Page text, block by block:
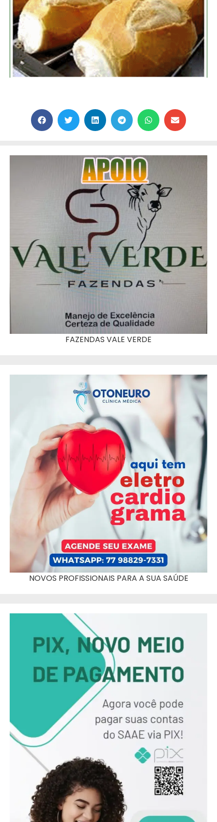
FAZENDAS VALE VERDE
NOVOS PROFISSIONAIS PARA A SUA SAÚDE